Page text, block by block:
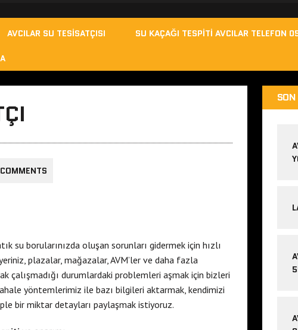
AVCILAR SU TESISATÇISI SU KAÇAĞI TESPITI AVCILAR TELEFON
su borularınızda oluşan sorunları gidermek için hızlı
plazalar, mağazalar, AVM’ler ve daha fazla
çalışmadığı durumlardaki problemleri aşmak için bizleri
yöntemlerimiz ile bazı bilgileri aktarmak, kendimizi
bir miktar detayları paylaşmak istiyoruz.